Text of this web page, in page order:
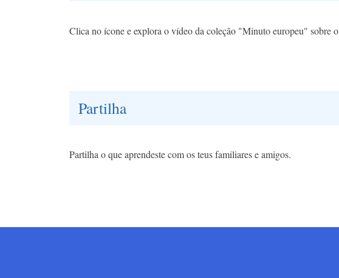
Clica no ícone e explora o vídeo da coleção "Minuto europeu" sobre o
Partilha
Partilha o que aprendeste com os teus familiares e amigos.